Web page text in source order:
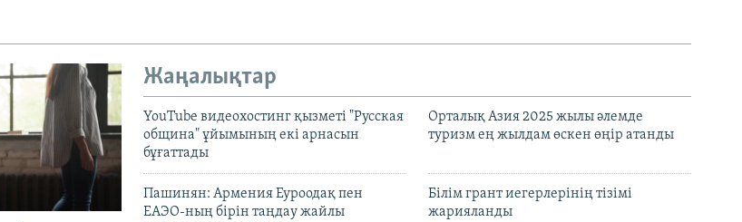
Жаңалықтар
YouTube видеохостинг қызметі "Русская
община" ұйымының екі арнасын
бұғаттады
Орталық Азия 2025 жылы әлемде
туризм ең жылдам өскен өңір атанды
Пашинян: Армения Еуроодақ пен
ЕАЭО-ның бірін таңдау жайлы
Білім грант иегерлерінің тізімі
жарияланды